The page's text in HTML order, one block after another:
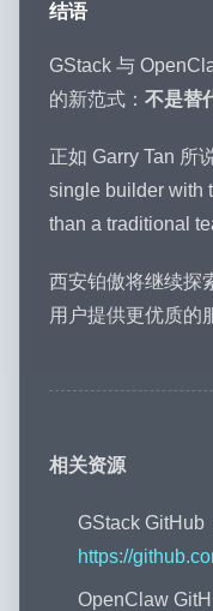
结语
GStack 与
的新范式： 不是替
正如 Garry Tan 所
single builder with
than a traditional
西安铂傲将继续探
用户提供更优质的
相关资源
GStack GitHub
https://
OpenClaw